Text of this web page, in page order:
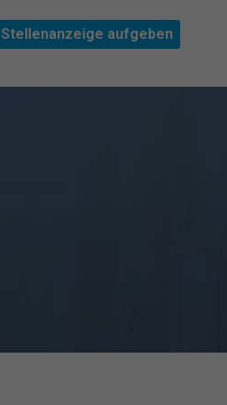
Stellenanzeige aufgeben